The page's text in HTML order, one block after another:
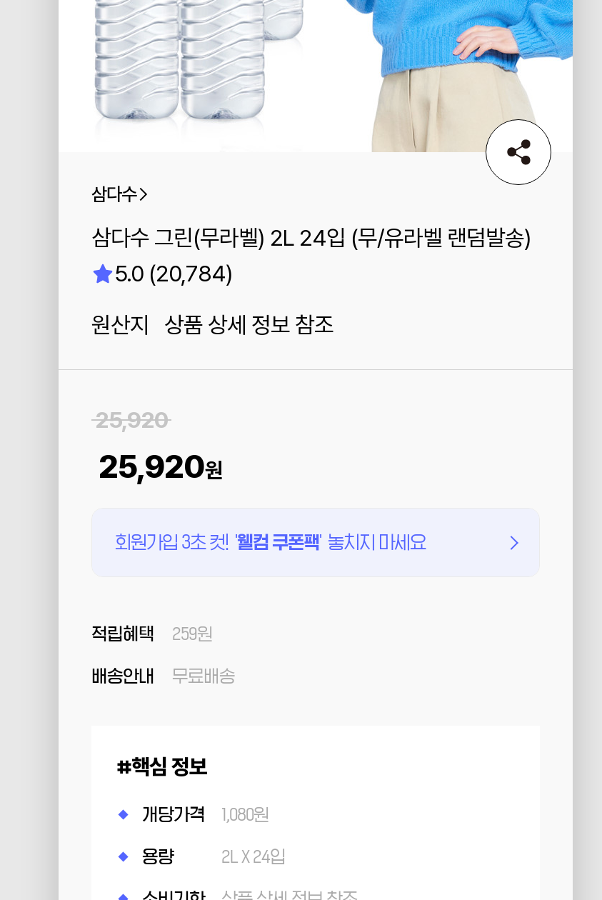
삼다수
삼다수 그린(무라벨) 2L 24입 (무/유라벨 랜덤발송)
5.0 (20,784)
원산지 상품 상세 정보 참조
25,920
25,920원
회원가입 3초 컷! '웰컴 쿠폰팩' 놓치지 마세요
적립혜택 259원
배송안내 무료배송
핵심 정보
개당가격 1,080원
용량 2L X 24입